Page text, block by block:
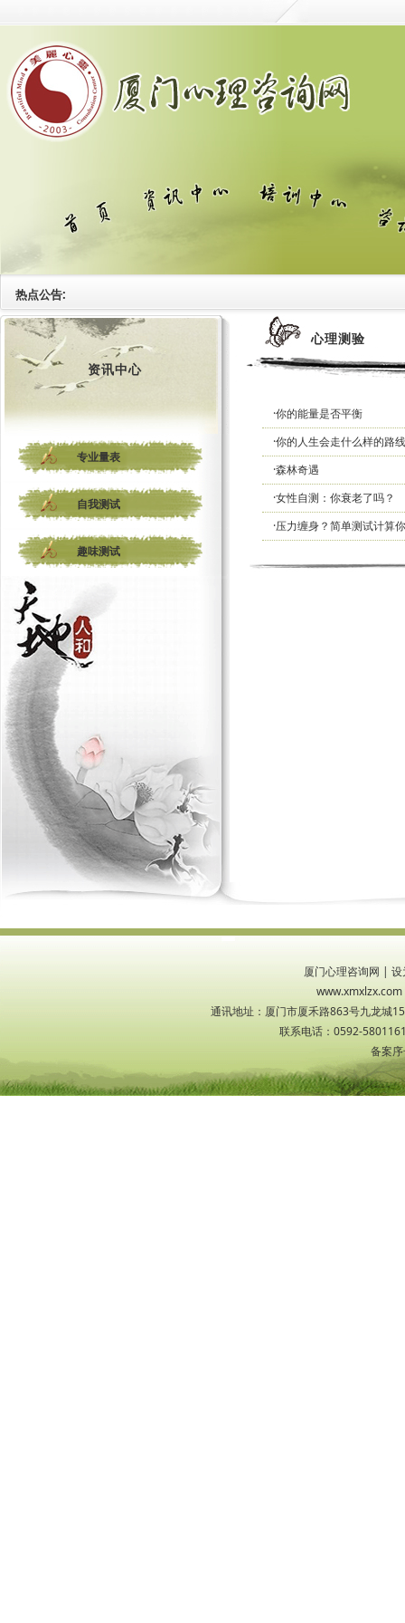
热点公告:
资讯中心
专业量表
自我测试
趣味测试
心理测验
·你的能量是否平衡
·你的人生会走什么样的路
·森林奇遇
·女性自测：你衰老了吗？
·压力缠身？简单测试计算
厦门心理咨询网 | 设
通讯地址：厦门市厦禾路863号九龙城
联系电话：0592-
备案